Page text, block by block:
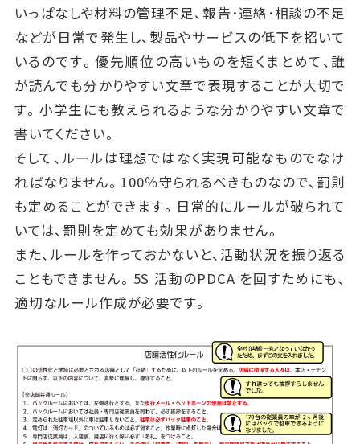
いっぱなしや材料の管理不足、報告･連絡･相談の不足
などが日常で発生し、製品やサービスの低下を招いて
いるのです。優先順位の高いものを短くまとめて、誰
が読んでも分かりやすい文章で表現することが大切で
す。小学生にも教えられるような分かりやすい文章で
書いてください。
そして、ルールは理想ではなく実現可能なものでなけ
ればなりません。100％守られるべきものなので、罰則
も定めることができます。日常的にルールが破られて
いては、罰則を定めても効果がありません。
また、ルールを作っておかないと、活動状況を振り返る
こともできません。5S 活動のPDCA を回すためにも、
適切なルール作成が必要です。